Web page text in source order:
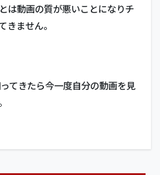
は動画の質が悪いことになりチ
きません。
てきたら今一度自分の動画を見